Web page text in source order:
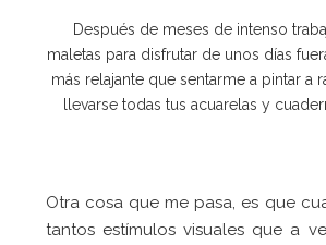
Después de meses de intenso
maletas para disfrutar de unos días
más relajante que sentarme a pintar
llevarse todas tus acuarelas y
Otra cosa que me pasa, es que
tantos estímulos visuales que a